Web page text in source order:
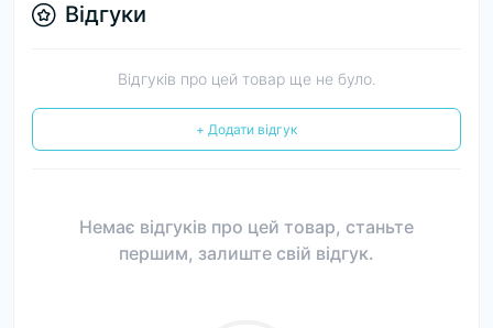
Відгуки
Відгуків про цей товар ще не було.
+ Додати відгук
Немає відгуків про цей товар, станьте
першим, залиште свій відгук.